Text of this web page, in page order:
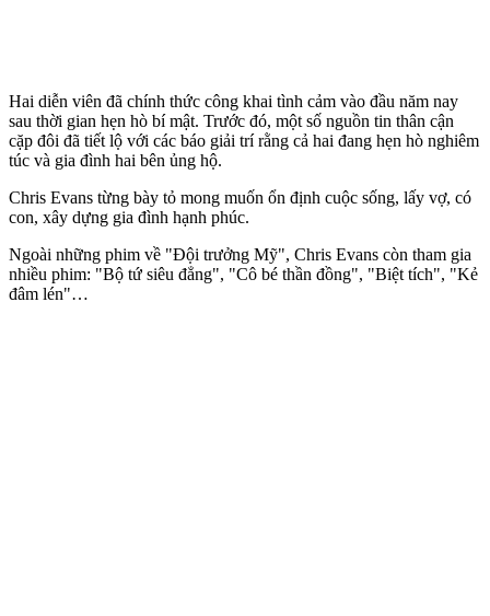
Hai diễn viên đã chính thức công khai tình cảm vào đầu năm nay
sau thời gian hẹn hò bí mật. Trước đó, một số nguồn tin thân cận
cặp đôi đã tiết lộ với các báo giải trí rằng cả hai đang hẹn hò nghiêm
túc và gia đình hai bên ủng hộ.
Chris Evans từng bày tỏ mong muốn ổn định cuộc sống, lấy vợ, có
con, xây dựng gia đình hạnh phúc.
Ngoài những phim về "Đội trưởng Mỹ", Chris Evans còn tham gia
nhiều phim: "Bộ tứ siêu đẳng", "Cô bé thần đồng", "Biệt tích", "Kẻ
đâm lén"…